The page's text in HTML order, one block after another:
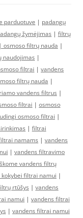
parduotuve | padangų
žymėjimas | filtrų
osmoso filtrų nauda |
naudojimas |
filtrai | vandens
filtrų nauda |
vandens filtrus |
filtrai | osmoso
osmoso filtrai |
| filtrai
namams | vandens
| vandens filtravimo
vandens filtrų
kokybei filtrai namui |
rtūšys | vandens
namui | vandens filtrai
| vandens filtrai namui